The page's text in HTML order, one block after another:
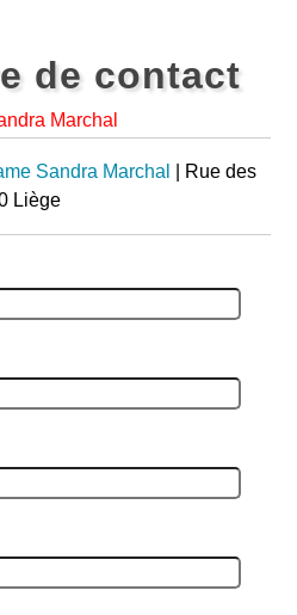
de contact
Marchal
Sandra Marchal
| Rue des
Liège